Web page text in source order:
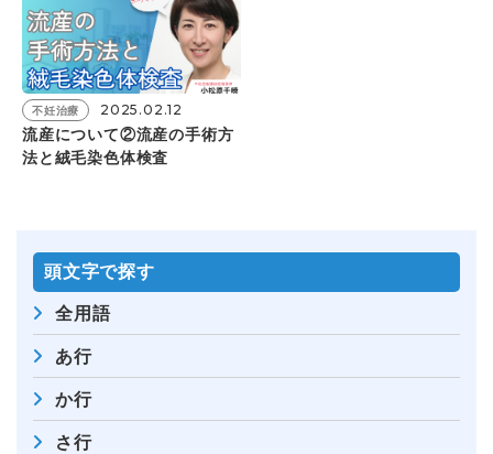
不妊治療 2025.02.12
流産について②流産の手術方
法と絨毛染色体検査
頭⽂字で探す
全⽤語
あ行
か行
さ行